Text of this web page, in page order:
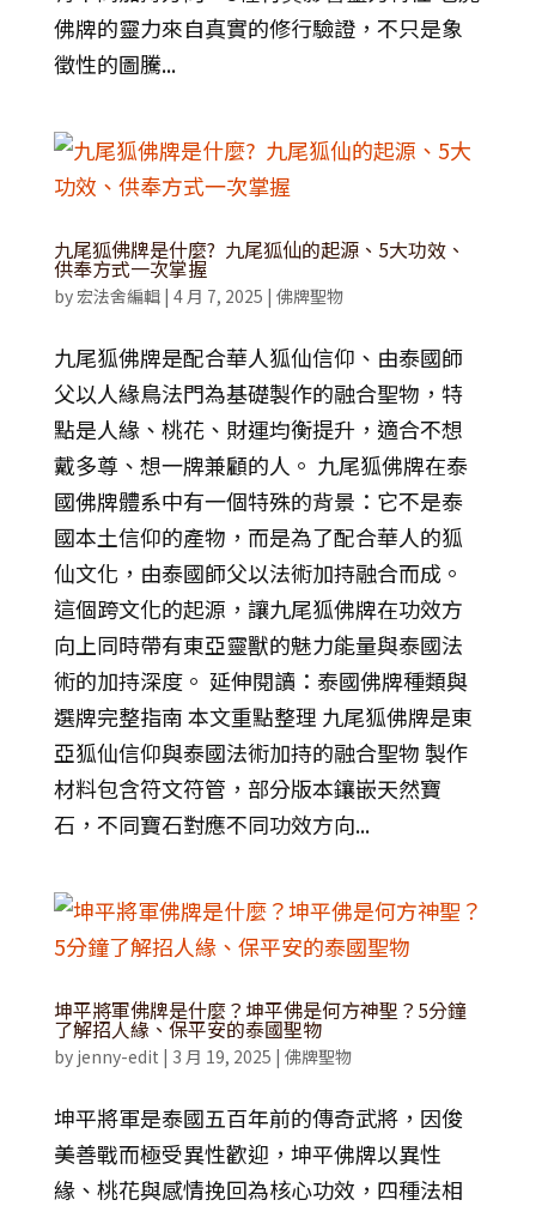
佛牌的靈力來自真實的修行驗證，不只是象
徵性的圖騰...
九尾狐佛牌是什麼? 九尾狐仙的起源、5大功效、
供奉方式一次掌握
by 宏法舍編輯| 4 月 7, 2025 | 佛牌聖物
九尾狐佛牌是配合華人狐仙信仰、由泰國師
父以人緣鳥法門為基礎製作的融合聖物，特
點是人緣、桃花、財運均衡提升，適合不想
戴多尊、想一牌兼顧的人。 九尾狐佛牌在泰
國佛牌體系中有一個特殊的背景：它不是泰
國本土信仰的產物，而是為了配合華人的狐
仙文化，由泰國師父以法術加持融合而成。
這個跨文化的起源，讓九尾狐佛牌在功效方
向上同時帶有東亞靈獸的魅力能量與泰國法
術的加持深度。 延伸閱讀：泰國佛牌種類與
選牌完整指南 本文重點整理 九尾狐佛牌是東
亞狐仙信仰與泰國法術加持的融合聖物 製作
材料包含符文符管，部分版本鑲嵌天然寶
石，不同寶石對應不同功效方向...
坤平將軍佛牌是什麼？坤平佛是何方神聖？5分鐘
了解招人緣、保平安的泰國聖物
by jenny-edit | 3 月 19, 2025 | 佛牌聖物
坤平將軍是泰國五百年前的傳奇武將，因俊
美善戰而極受異性歡迎，坤平佛牌以異性
緣、桃花與感情挽回為核心功效，四種法相